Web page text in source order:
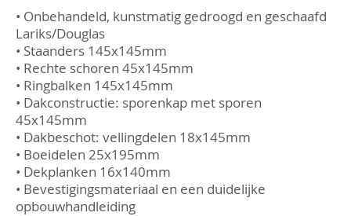
gallerij
• Onbehandeld, kunstmatig gedroogd en geschaafd
Lariks/Douglas
• Staanders 145x145mm
• Rechte schoren 45x145mm
• Ringbalken 145x145mm
• Dakconstructie: sporenkap met sporen
45x145mm
• Dakbeschot: vellingdelen 18x145mm
• Boeidelen 25x195mm
• Dekplanken 16x140mm
• Bevestigingsmateriaal en een duidelijke
opbouwhandleiding